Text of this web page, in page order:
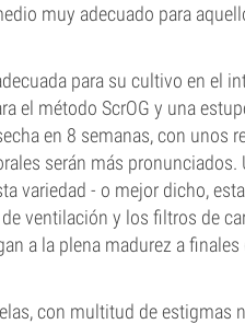
muy adecuado para
para su cultivo en el
el método ScrOG y una
en 8 semanas, con unos
serán más pronunciados.
variedad - o mejor dicho,
ventilación y los filtros de
a la plena madurez a
con multitud de estigmas